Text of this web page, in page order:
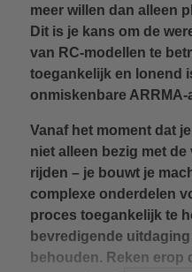
meer willen dan alleen
Dit is je kans om de
van RC-modellen te
toegankelijk en lonend
onmiskenbare
Vanaf het moment dat
niet alleen bezig met
rijden – je bouwt je
complexe onderdelen
proces toegankelijk te
bevredigende
behouden. Reken erop